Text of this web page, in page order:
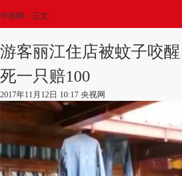
中新网 • 正文
游客丽江住店被蚊子咬
死一只赔100
2017年11月12日 10:17 央视网